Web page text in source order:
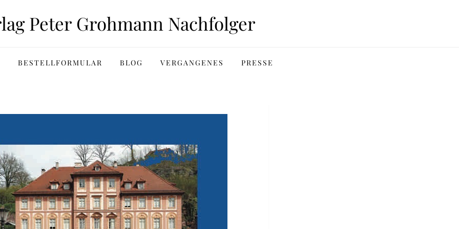
Peter Grohmann Nachfolger
BESTELLFORMULAR BLOG VERGANGENES PRESSE